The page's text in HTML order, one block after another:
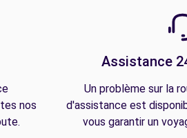
nos
Assistance
Un problème sur la
d'assistance est
vous garantir un